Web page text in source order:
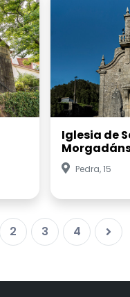
Iglesia de
Pedra, 15
2 3 4